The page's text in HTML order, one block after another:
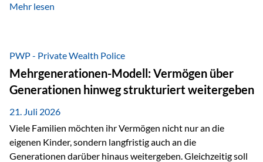
als Versicherungsnehmer einzusetzen, sowie eine
Abwicklung für Vertriebspartner deutlich effizienter
gestaltet. Anträge werden direkt elektronisch übermittelt,
Medienbrüche reduziert und die weitere Bearbeitung
beschleunigt. Ab sofort können auch juristische Personen,
wie Kapitalgesellschaften oder Stiftungen, als
Versicherungsnehmer eingesetzt werden. Damit erweitert
die Vienna-Life die Einsatzmöglichkeiten der Private Wealth
Police insbesondere für…
Mehr lesen
PWP - Private Wealth Police
Mehrgenerationen-Modell: Vermögen über
Generationen hinweg strukturiert weitergeben
21. Juli 2026
Viele Familien möchten ihr Vermögen nicht nur an die
eigenen Kinder, sondern langfristig auch an die
Generationen darüber hinaus weitergeben. Gleichzeitig soll